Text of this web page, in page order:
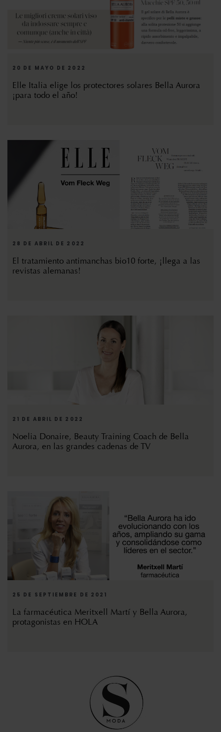
20 DE MAYO DE 2022
Elle Italia elige los protectores solares Bella Aurora
¡para todo el año!
28 DE ABRIL DE 2022
El tratamiento antimanchas bio10 forte, ¡llega a las
revistas alemanas!
21 DE ABRIL DE 2022
Noelia Donaire, Beauty Training Coach de Bella
Aurora, en las grandes cadenas de TV
25 DE SEPTIEMBRE DE 2021
La farmacéutica Meritxell Martí y Bella Aurora,
protagonistas en HOLA